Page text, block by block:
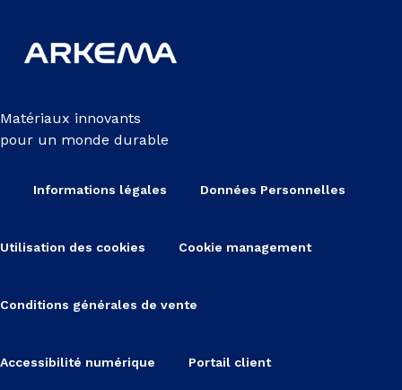
Matériaux innovants
pour un monde durable
Informations légales Données Personnelles
Utilisation des cookies Cookie management
Conditions générales de vente
Accessibilité numérique Portail client